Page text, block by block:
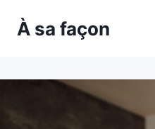
À sa façon